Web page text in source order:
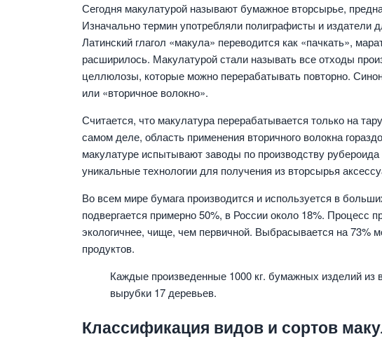
Сегодня макулатурой называют бумажное вторсырье,
Изначально термин употребляли полиграфисты и издатели
Латинский глагол «макула» переводится как «пачкать»,
расширилось. Макулатурой стали называть все отходы
целлюлозы, которые можно перерабатывать повторно.
или «вторичное волокно».
Считается, что макулатура перерабатывается только на
самом деле, область применения вторичного волокна
макулатуре испытывают заводы по производству
уникальные технологии для получения из вторсырья
Во всем мире бумага производится и используется в
подвергается примерно 50%, в России около 18%. Процесс
экологичнее, чище, чем первичной. Выбрасывается на 73%
продуктов.
Каждые произведенные 1000 кг. бумажных изделий из
вырубки 17 деревьев.
Классификация видов и сортов